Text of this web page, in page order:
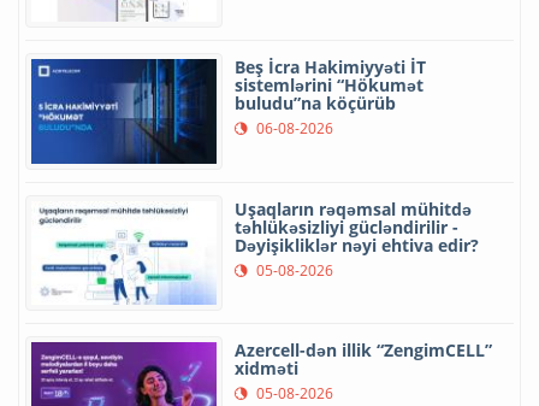
Beş İcra Hakimiyyəti İT
sistemlərini “Hökumət
buludu”na köçürüb
06-08-2026
Uşaqların rəqəmsal mühitdə
təhlükəsizliyi gücləndirilir -
Dəyişikliklər nəyi ehtiva edir?
05-08-2026
Azercell-dən illik “ZengimCELL”
xidməti
05-08-2026